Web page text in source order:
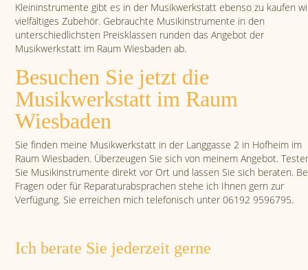
Kleininstrumente gibt es in der Musikwerkstatt ebenso zu kaufen
vielfältiges Zubehör. Gebrauchte Musikinstrumente in den
unterschiedlichsten Preisklassen runden das Angebot der
Musikwerkstatt im Raum Wiesbaden ab.
Besuchen Sie jetzt die
Musikwerkstatt im Raum
Wiesbaden
Sie finden meine Musikwerkstatt in der Langgasse 2 in Hofheim im
Raum Wiesbaden. Überzeugen Sie sich von meinem Angebot.
Sie Musikinstrumente direkt vor Ort und lassen Sie sich beraten.
Fragen oder für Reparaturabsprachen stehe ich Ihnen gern zur
Verfügung. Sie erreichen mich telefonisch unter 06192 9596795.
Ich berate Sie jederzeit gerne